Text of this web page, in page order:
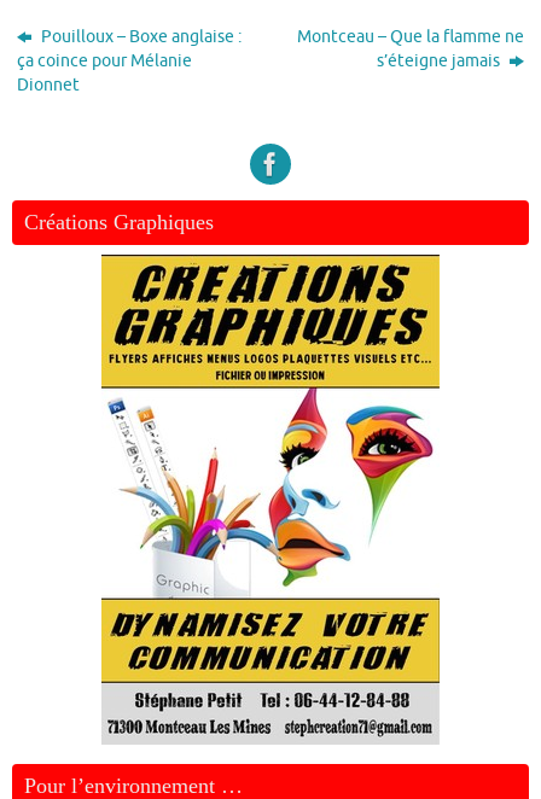
Pouilloux – Boxe anglaise :
ça coince pour Mélanie
Dionnet
Montceau – Que la flamme ne
s’éteigne jamais
Créations Graphiques
Pour l’environnement …